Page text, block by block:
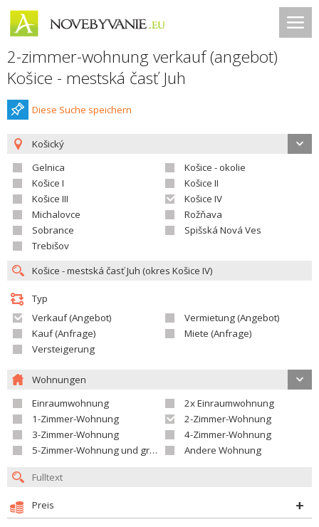
2-zimmer-wohnung verkauf (angebot)
Košice - mestská časť Juh
Diese Suche speichern
Košický
Gelnica
Košice - okolie
Košice I
Košice II
Košice III
Košice IV
Michalovce
Rožňava
Sobrance
Spišská Nová Ves
Trebišov
Typ
Verkauf (Angebot)
Vermietung (Angebot)
Kauf (Anfrage)
Miete (Anfrage)
Versteigerung
Wohnungen
Einraumwohnung
2x Einraumwohnung
1-Zimmer-Wohnung
2-Zimmer-Wohnung
3-Zimmer-Wohnung
4-Zimmer-Wohnung
5-Zimmer-Wohnung und größer
Andere Wohnung
Preis